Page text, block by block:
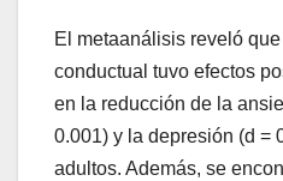
El metaanálisis reveló
conductual tuvo efectos
en la reducción de la
0.001) y la depresión (d =
adultos. Además, se